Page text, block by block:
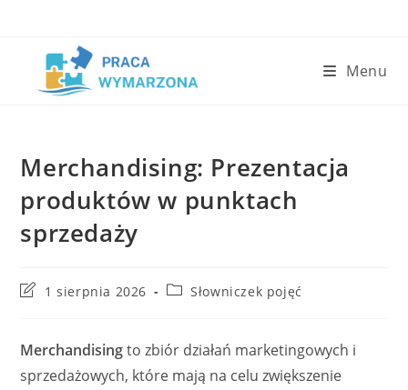
Menu
Merchandising: Prezentacja
produktów w punktach
sprzedaży
Post1 sierpnia 2026
PostSłowniczek pojęć
Merchandisingto zbiór działań marketingowych i
sprzedażowych, które mają na celu zwiększenie